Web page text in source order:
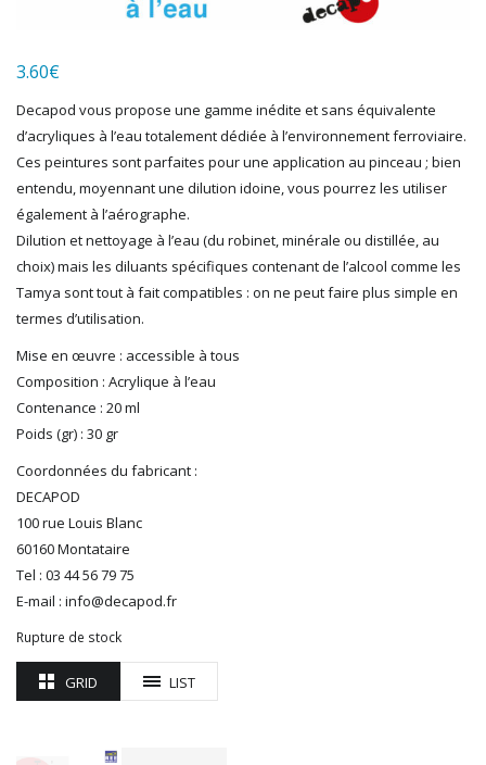
MAKETTE
MARLKIN
MKD
NOREV
NOVATEUR MODELES
PECO
PG mini
PIKO
PN SUD MODELISME
PREISER
R37
REDUTEX
REE
TAMIYA
TRAINS OUEST
Trains-O-Matic
TRIX
3.60€
Decapod vous propose une gamme inédite et sans équivalente
d’acryliques à l’eau totalement dédiée à l’environnement ferroviaire.
Ces peintures sont parfaites pour une application au pinceau ; bien
entendu, moyennant une dilution idoine, vous pourrez les utiliser
également à l’aérographe.
Dilution et nettoyage à l’eau (du robinet, minérale ou distillée, au
choix) mais les diluants spécifiques contenant de l’alcool comme les
Tamya sont tout à fait compatibles : on ne peut faire plus simple en
termes d’utilisation.
Mise en œuvre : accessible à tous
Composition : Acrylique à l’eau
Contenance : 20 ml
Poids (gr) : 30 gr
Coordonnées du fabricant :
DECAPOD
100 rue Louis Blanc
60160 Montataire
Tel : 03 44 56 79 75
E-mail : info@decapod.fr
Rupture de stock
GRID LIST